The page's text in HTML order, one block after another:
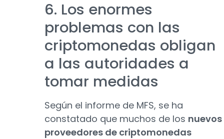
6. Los enormes
problemas con las
criptomonedas obligan
a las autoridades a
tomar medidas
Según el informe de MFS, se ha
constatado que muchos de los nuevos
proveedores de criptomonedas